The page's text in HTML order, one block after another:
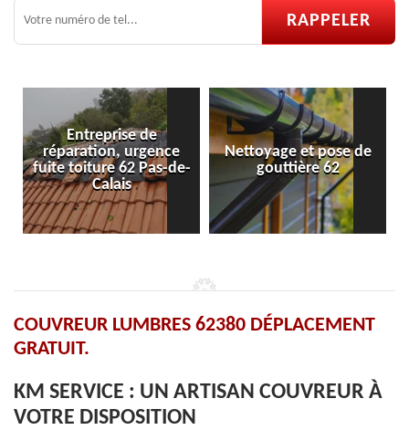
Entreprise de
réparation, urgence
fuite toiture 62 Pas-de-
Calais
Nettoyage et pose de
gouttière 62
COUVREUR LUMBRES 62380 DÉPLACEMENT
GRATUIT.
KM SERVICE : UN ARTISAN COUVREUR À
VOTRE DISPOSITION